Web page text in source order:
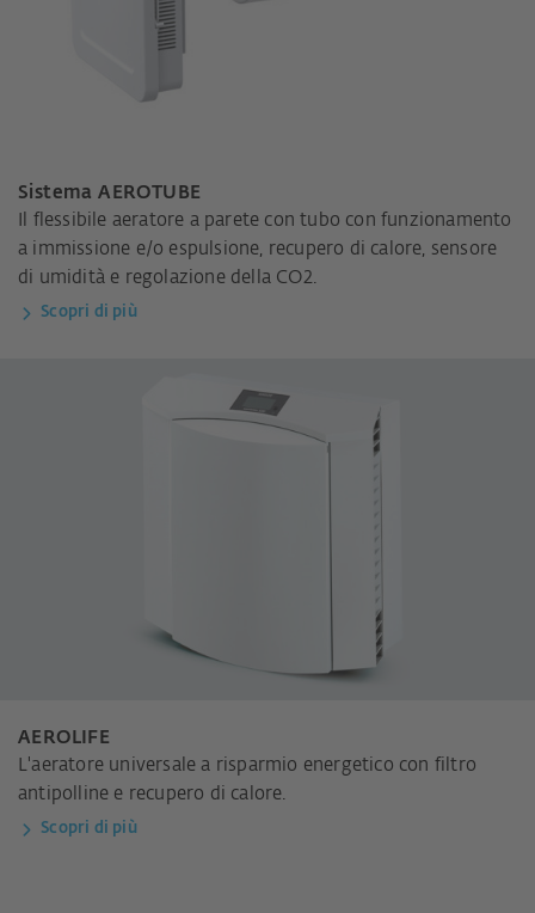
Sistema AEROTUBE
Il flessibile aeratore a parete con tubo con funzionamento
a immissione e/o espulsione, recupero di calore, sensore
di umidità e regolazione della CO2.
Scopri di più
AEROLIFE
L'aeratore universale a risparmio energetico con filtro
antipolline e recupero di calore.
Scopri di più